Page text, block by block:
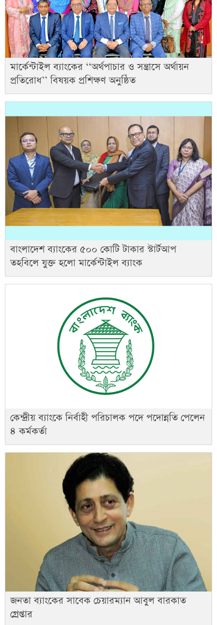
মার্কেন্টাইল ব্যাংকের ‘‘অর্থপাচার ও সন্ত্রাসে অর্থায়ন
প্রতিরোধ’’ বিষয়ক প্রশিক্ষণ অনুষ্ঠিত
বাংলাদেশ ব্যাংকের ৫০০ কোটি টাকার স্টার্টআপ
তহবিলে যুক্ত হলো মার্কেন্টাইল ব্যাংক
কেন্দ্রীয় ব্যাংকে নির্বাহী পরিচালক পদে পদোন্নতি পেলেন
৪ কর্মকর্তা
জনতা ব্যাংকের সাবেক চেয়ারম্যান আবুল বারকাত
গ্রেপ্তার